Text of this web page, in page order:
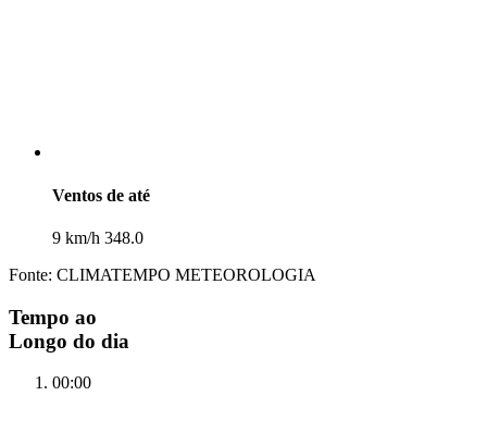
Ventos de até
9 km/h 348.0
Fonte: CLIMATEMPO METEOROLOGIA
Tempo ao
Longo do dia
00:00